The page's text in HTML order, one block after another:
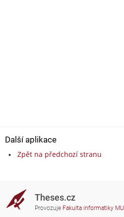
Další aplikace
Zpět na předchozí stranu
Theses.cz
Provozuje Fakulta informatiky MU